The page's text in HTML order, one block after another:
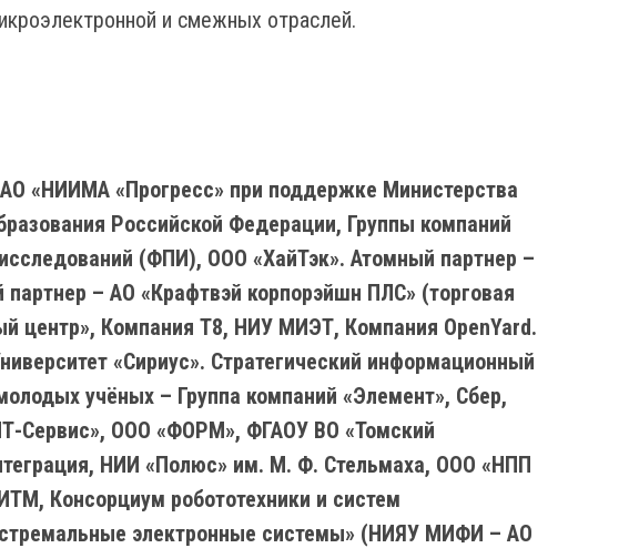
и смежных отраслей.
«НИИМА «Прогресс» при поддержке Министерства
Российской Федерации, Группы компаний
(ФПИ), ООО «ХайТэк». Атомный партнер –
партнер – АО «Крафтвэй корпорэйшн ПЛС» (торговая
центр», Компания Т8, НИУ МИЭТ, Компания OpenYard.
«Сириус». Стратегический информационный
учёных – Группа компаний «Элемент», Сбер,
Сервис», ООО «ФОРМ», ФГАОУ ВО «Томский
НИИ «Полюс» им. М. Ф. Стельмаха, ООО «НПП
Консорциум робототехники и систем
электронные системы» (НИЯУ МИФИ – АО